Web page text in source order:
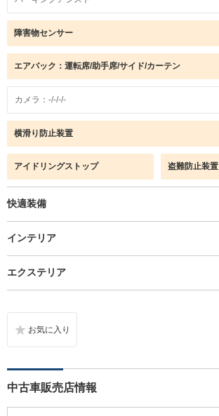
障害物センサー
エアバック：運転席/助手席/サイド/カーテン
カメラ：-/-/-/-
横滑り防止装置
アイドリングストップ 盗難防止装置
快適装備
インテリア
エクステリア
中古車販売店情報